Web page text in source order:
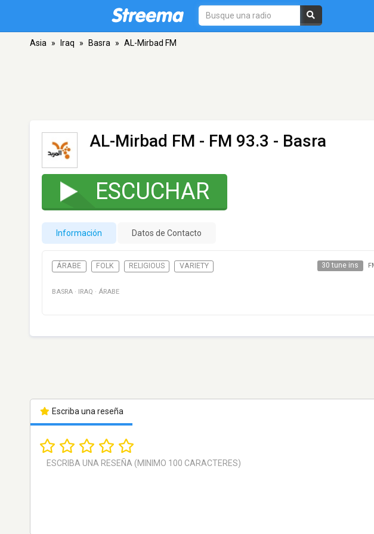
Asia » Iraq » Basra » AL-Mirbad FM
AL-Mirbad FM - FM 93.3 - Basra
ESCUCHAR
Información Datos de Contacto
ÁRABE FOLK RELIGIOUS VARIETY 30 tune ins
BASRA · IRAQ · ÁRABE
Escriba una reseña